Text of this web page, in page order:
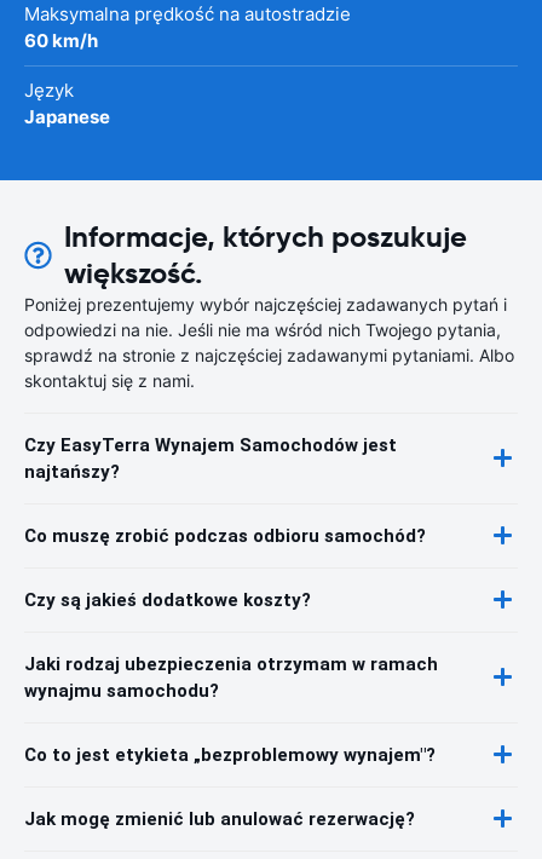
Maksymalna prędkość na autostradzie
60 km/h
Język
Japanese
Informacje, których poszukuje
większość.
Poniżej prezentujemy wybór najczęściej zadawanych pytań i
odpowiedzi na nie. Jeśli nie ma wśród nich Twojego pytania,
sprawdź na stronie z najczęściej zadawanymi pytaniami. Albo
skontaktuj się z nami.
Czy EasyTerra Wynajem Samochodów jest
najtańszy?
Co muszę zrobić podczas odbioru samochód?
Czy są jakieś dodatkowe koszty?
Jaki rodzaj ubezpieczenia otrzymam w ramach
wynajmu samochodu?
Co to jest etykieta „bezproblemowy wynajem"?
Jak mogę zmienić lub anulować rezerwację?